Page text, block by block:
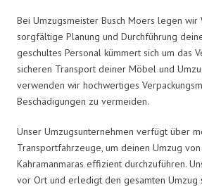
Bei Umzugsmeister Busch Moers legen wir
sorgfältige Planung und Durchführung
geschultes Personal kümmert sich um das
sicheren Transport deiner Möbel und
verwenden wir hochwertiges
Beschädigungen zu vermeiden.
Unser Umzugsunternehmen verfügt über
Transportfahrzeuge, um deinen Umzug
Kahramanmaras effizient durchzuführen.
vor Ort und erledigt den gesamten Umzug